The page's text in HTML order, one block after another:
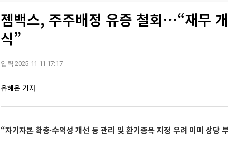
젬백스, 주주배정 유증 철회⋯“재무
식”
입력 2025-11-11 17:17
유혜은 기자
“자기자본 확충∙수익성 개선 등 관리 및 환기종목 지정 우려 이미 상당